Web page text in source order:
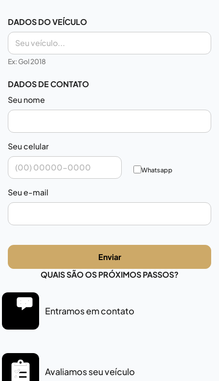
DADOS DO VEÍCULO
Ex: Gol 2018
DADOS DE CONTATO
Seu nome
Seu celular
Whatsapp
Seu e-mail
Enviar
QUAIS SÃO OS PRÓXIMOS PASSOS?
Entramos em contato
Avaliamos seu veículo